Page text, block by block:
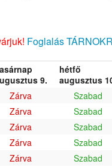
Foglalás
9.
hétfő
augusztus
Zárva Szabad
Zárva Szabad
Zárva Szabad
Zárva Szabad
Zárva Szabad